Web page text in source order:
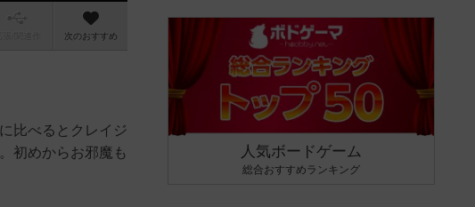
次のおすすめ
比べるとクレイジ
初めからお邪魔も
人気ボードゲーム
総合おすすめランキング